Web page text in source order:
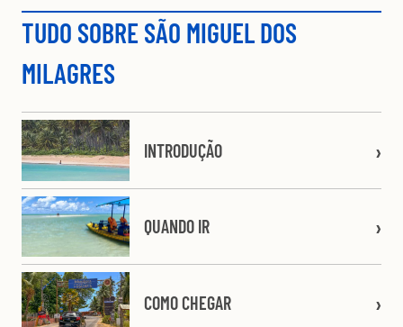
TUDO SOBRE SÃO MIGUEL DOS
MILAGRES
INTRODUÇÃO
QUANDO IR
COMO CHEGAR